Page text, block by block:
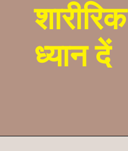
ध्यान दें